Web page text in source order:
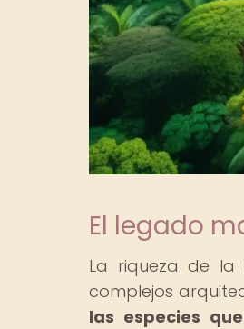
El legado
La riqueza de la
complejos
las especies